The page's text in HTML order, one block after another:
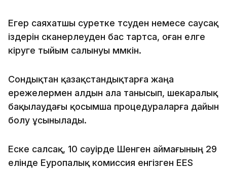
Егер саяхатшы суретке түсуден немесе саусақ
іздерін сканерлеуден бас тартса, оған елге
кіруге тыйым салынуы мүмкін.
Сондықтан қазақстандықтарға жаңа
ережелермен алдын ала танысып, шекаралық
бақылаудағы қосымша процедураларға дайын
болу ұсынылады.
Еске салсақ, 10 сәуірде Шенген аймағының 29
елінде Еуропалық комиссия енгізген EES